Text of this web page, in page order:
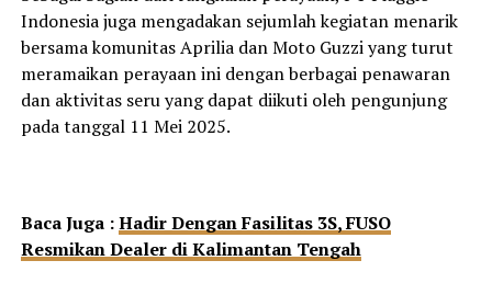
Indonesia juga mengadakan sejumlah kegiatan menarik
bersama komunitas Aprilia dan Moto Guzzi yang turut
meramaikan perayaan ini dengan berbagai penawaran
dan aktivitas seru yang dapat diikuti oleh pengunjung
pada tanggal 11 Mei 2025.
Baca Juga :Hadir Dengan Fasilitas 3S, FUSO
Resmikan Dealer di Kalimantan Tengah